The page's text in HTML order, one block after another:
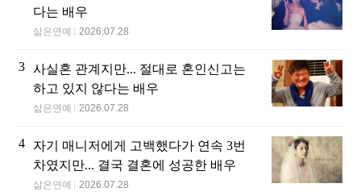
다는 배우
삶은연예 2026.07.28
3 사실혼 관계지만... 절대로 혼인신고는
하고 있지 않다는 배우
삶은연예 2026.07.28
4
자기 매니저에게 고백했다가 연속 3번
차였지만... 결국 결혼에 성공한 배우
삶은연예 2026.07.28